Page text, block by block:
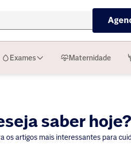
Exames Maternidade
saber hoje?
os artigos mais interessantes para